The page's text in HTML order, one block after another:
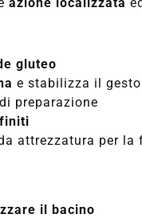
azione localizzata
gluteo
e stabilizza il gesto
di preparazione
attrezzatura per la
il bacino